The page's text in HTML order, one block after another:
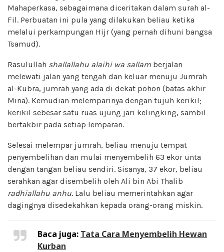
Mahaperkasa, sebagaimana diceritakan dalam surah al-
Fil. Perbuatan ini pula yang dilakukan beliau ketika
melalui perkampungan Hijr (yang pernah dihuni bangsa
Tsamud).
Rasulullah shallallahu alaihi wa sallam berjalan
melewati jalan yang tengah dan keluar menuju Jumrah
al-Kubra, jumrah yang ada di dekat pohon (batas akhir
Mina). Kemudian melemparinya dengan tujuh kerikil;
kerikil sebesar satu ruas ujung jari kelingking, sambil
bertakbir pada setiap lemparan.
Selesai melempar jumrah, beliau menuju tempat
penyembelihan dan mulai menyembelih 63 ekor unta
dengan tangan beliau sendiri. Sisanya, 37 ekor, beliau
serahkan agar disembelih oleh Ali bin Abi Thalib
radhiallahu anhu. Lalu beliau memerintahkan agar
dagingnya disedekahkan kepada orang-orang miskin.
Baca juga: Tata Cara Menyembelih Hewan
Kurban